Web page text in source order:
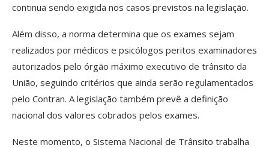
continua sendo exigida nos casos previstos na legislação.
Além disso, a norma determina que os exames sejam
realizados por médicos e psicólogos peritos examinadores
autorizados pelo órgão máximo executivo de trânsito da
União, seguindo critérios que ainda serão regulamentados
pelo Contran. A legislação também prevê a definição
nacional dos valores cobrados pelos exames.
Neste momento, o Sistema Nacional de Trânsito trabalha